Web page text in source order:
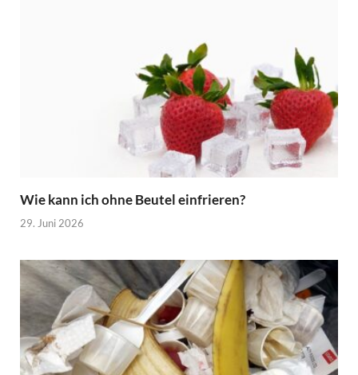
Wie kann ich ohne Beutel einfrieren?
29. Juni 2026